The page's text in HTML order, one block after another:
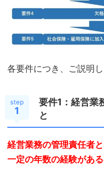
各要件につき、ご説明し
step
1
要件1：経営業
と
経営業務の管理責任者
一定の年数の経験がある